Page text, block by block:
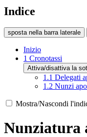
Indice
sposta nella barra laterale
Inizio
1 Cronotassi
Attiva/disattiva la
1.1 Delegati
1.2 Nunzi
Mostra/Nascondi
Nunziatura